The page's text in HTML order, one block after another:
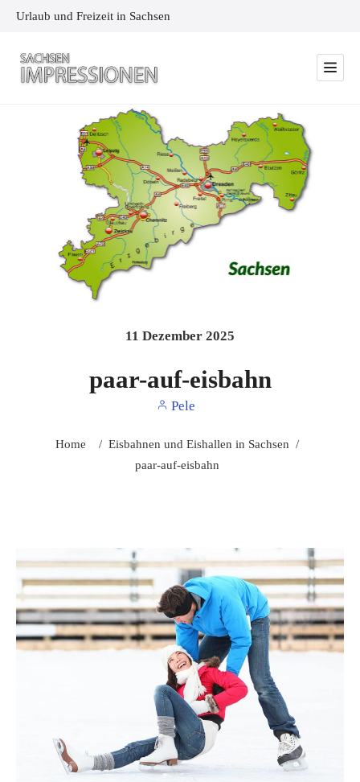
Urlaub und Freizeit in Sachsen
11 Dezember 2025
paar-auf-eisbahn
Pele
Home / Eisbahnen und Eishallen in Sachsen /
paar-auf-eisbahn